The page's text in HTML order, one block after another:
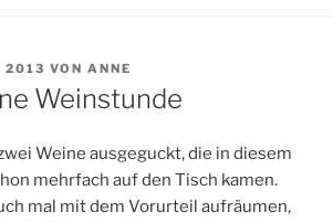
2013 VON ANNE
Weinstunde
Weine ausgeguckt, die in diesem
mehrfach auf den Tisch kamen.
mal mit dem Vorurteil aufräumen,